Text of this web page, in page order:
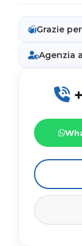
Grazie
Agenzia